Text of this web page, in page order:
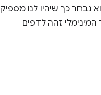
כך שיהיו לנו מספיק
זהה לדפים